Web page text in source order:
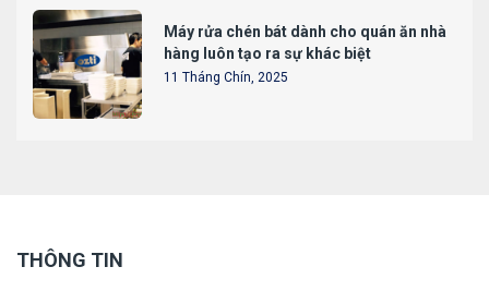
Máy rửa chén bát dành cho quán ăn nhà
hàng luôn tạo ra sự khác biệt
11 Tháng Chín, 2025
THÔNG TIN